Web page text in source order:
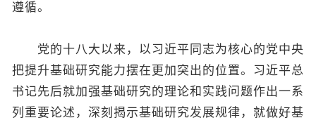
遵循。
党的十八大以来，以习近平同志为核心的党中央
把提升基础研究能力摆在更加突出的位置。习近平总
书记先后就加强基础研究的理论和实践问题作出一系
列重要论述，深刻揭示基础研究发展规律，就做好基